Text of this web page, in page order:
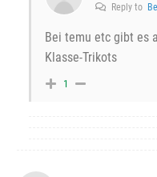
Reply to
Bei temu etc gibt es
Klasse-Trikots
1